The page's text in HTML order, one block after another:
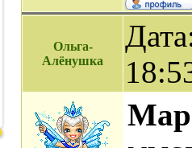
Ольга-
Алёнушка